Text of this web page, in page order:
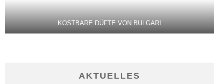
KOSTBARE DÜFTE VON BULGARI
AKTUELLES